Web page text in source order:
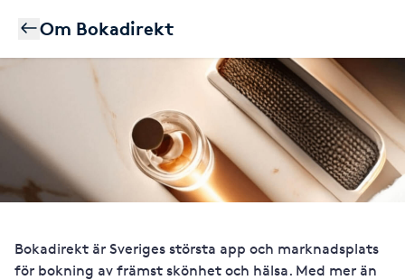
Om Bokadirekt
Bokadirekt är Sveriges största app och marknadsplats
för bokning av främst skönhet och hälsa. Med mer än